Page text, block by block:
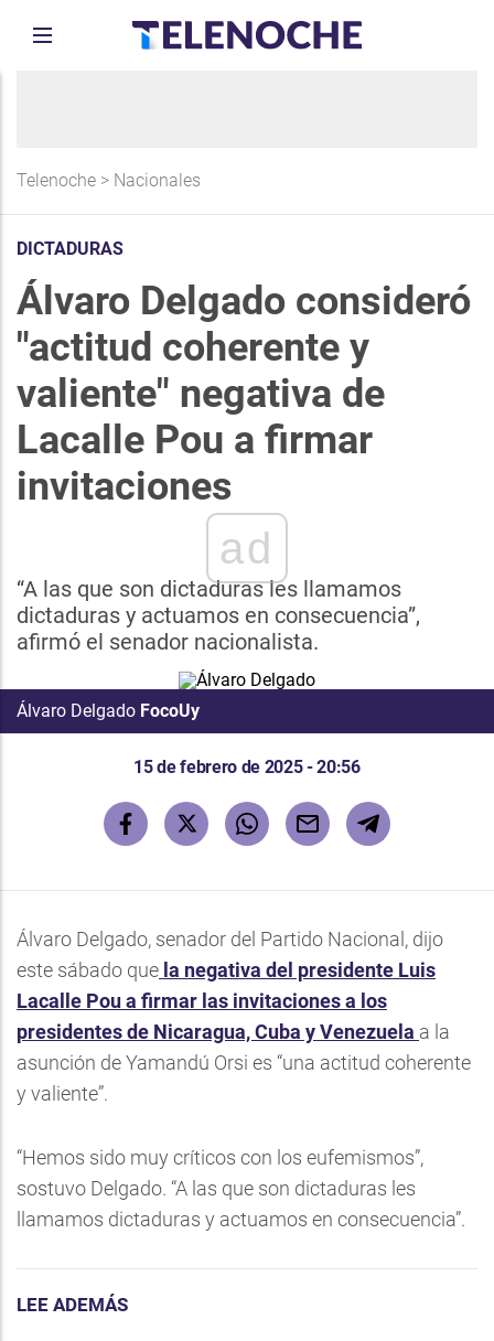
Telenoche > Nacionales
DICTADURAS
Álvaro Delgado consideró
"actitud coherente y
valiente" negativa de
Lacalle Pou a firmar
invitaciones
ad
“A las que son dictaduras les llamamos
dictaduras y actuamos en consecuencia”,
afirmó el senador nacionalista.
Álvaro Delgado FocoUy
15 de febrero de 2025 - 20:56
Álvaro Delgado, senador del Partido Nacional, dijo
este sábado que la negativa del presidente Luis
Lacalle Pou a firmar las invitaciones a los
presidentes de Nicaragua, Cuba y Venezuela a la
asunción de Yamandú Orsi es “una actitud coherente
y valiente”.
“Hemos sido muy críticos con los eufemismos”,
sostuvo Delgado. “A las que son dictaduras les
llamamos dictaduras y actuamos en consecuencia”.
LEE ADEMÁS